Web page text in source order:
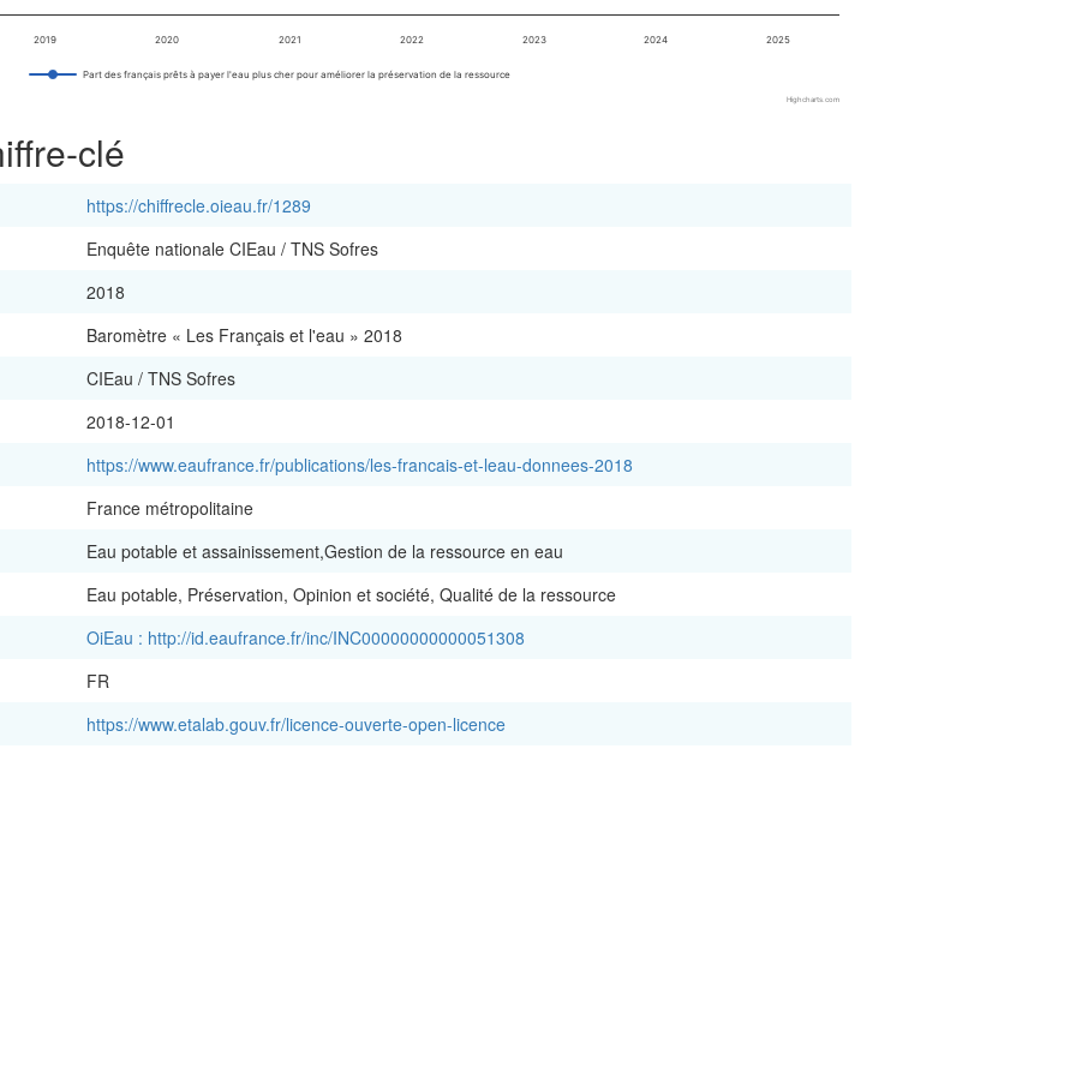
Part des français prêts à payer l'eau plus cher pour améliorer la préservation de la ressource
2019 2020 2021 2022 2023 2024 2025
Highcharts.com
clé
https://chiffrecle.oieau.fr/1289
Enquête nationale CIEau / TNS Sofres
2018
Baromètre « Les Français et l'eau » 2018
CIEau / TNS Sofres
2018-12-01
https://www.eaufrance.fr/publications/les-francais-et-leau-donnees-2018
France métropolitaine
Eau potable et assainissement,Gestion de la ressource en eau
Eau potable, Préservation, Opinion et société, Qualité de la ressource
OiEau : http://id.eaufrance.fr/inc/INC00000000000051308
FR
https://www.etalab.gouv.fr/licence-ouverte-open-licence